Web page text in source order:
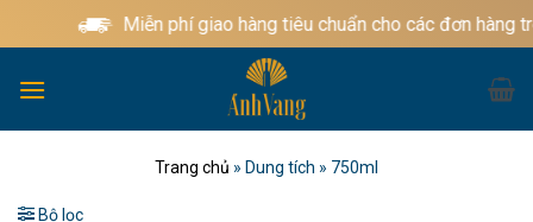
qua
dung
Miễn phí giao hàng tiêu chuẩn cho các đơn hàng
Trang chủ » Dung tích » 750ml
Bộ lọc